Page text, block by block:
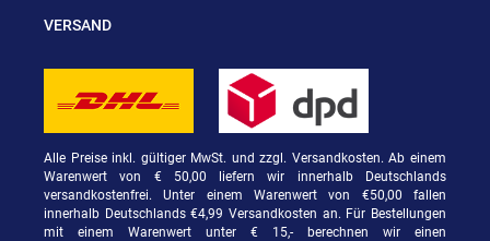
VERSAND
Alle Preise inkl. gültiger MwSt. und zzgl. Versandkosten. Ab einem
Warenwert von € 50,00 liefern wir innerhalb Deutschlands
versandkostenfrei. Unter einem Warenwert von €50,00 fallen
innerhalb Deutschlands €4,99 Versandkosten an. Für Bestellungen
mit einem Warenwert unter € 15,- berechnen wir einen